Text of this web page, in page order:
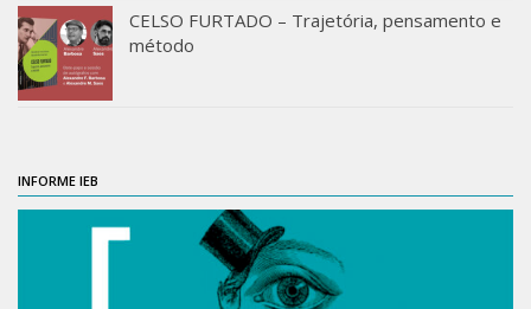
Dissertações Defendidas
Disciplinas de Pós-Graduação
Informações aos Alunos
Docentes
CELSO FURTADO – Trajetória, pensamento e
método
INFORME IEB